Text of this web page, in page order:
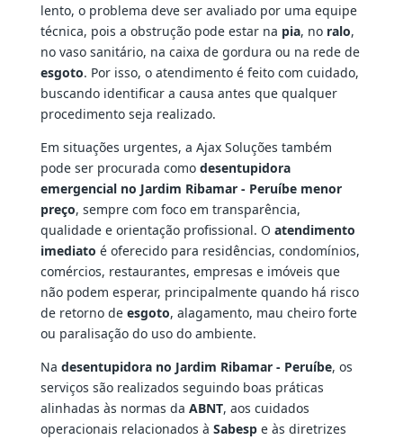
lento, o problema deve ser avaliado por uma equipe
técnica, pois a obstrução pode estar na pia, no ralo,
no vaso sanitário, na caixa de gordura ou na rede de
esgoto. Por isso, o atendimento é feito com cuidado,
buscando identificar a causa antes que qualquer
procedimento seja realizado.
Em situações urgentes, a Ajax Soluções também
pode ser procurada como desentupidora
emergencial no Jardim Ribamar - Peruíbe menor
preço, sempre com foco em transparência,
qualidade e orientação profissional. O atendimento
imediato é oferecido para residências, condomínios,
comércios, restaurantes, empresas e imóveis que
não podem esperar, principalmente quando há risco
de retorno de esgoto, alagamento, mau cheiro forte
ou paralisação do uso do ambiente.
Na desentupidora no Jardim Ribamar - Peruíbe, os
serviços são realizados seguindo boas práticas
alinhadas às normas da ABNT, aos cuidados
operacionais relacionados à Sabespe às diretrizes